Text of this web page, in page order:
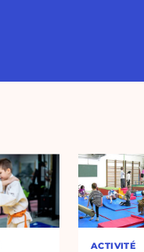
ACTIVITÉ